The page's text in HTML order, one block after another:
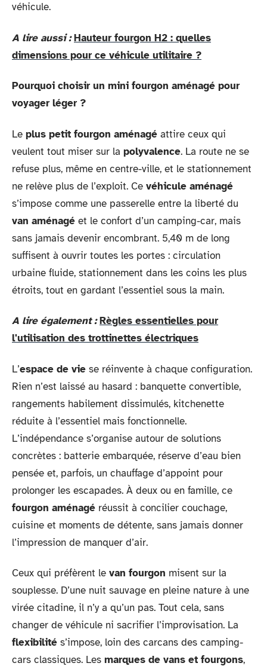
véhicule.
A lire aussi : Hauteur fourgon H2 : quelles
dimensions pour ce véhicule utilitaire ?
Pourquoi choisir un mini fourgon aménagé pour
voyager léger ?
Le plus petit fourgon aménagé attire ceux qui
veulent tout miser sur la polyvalence. La route ne se
refuse plus, même en centre-ville, et le stationnement
ne relève plus de l’exploit. Ce véhicule aménagé
s’impose comme une passerelle entre la liberté du
van aménagé et le confort d’un camping-car, mais
sans jamais devenir encombrant. 5,40 m de long
suffisent à ouvrir toutes les portes : circulation
urbaine fluide, stationnement dans les coins les plus
étroits, tout en gardant l’essentiel sous la main.
A lire également : Règles essentielles pour
l'utilisation des trottinettes électriques
L’espace de vie se réinvente à chaque configuration.
Rien n’est laissé au hasard : banquette convertible,
rangements habilement dissimulés, kitchenette
réduite à l’essentiel mais fonctionnelle.
L’indépendance s’organise autour de solutions
concrètes : batterie embarquée, réserve d’eau bien
pensée et, parfois, un chauffage d’appoint pour
prolonger les escapades. À deux ou en famille, ce
fourgon aménagé réussit à concilier couchage,
cuisine et moments de détente, sans jamais donner
l’impression de manquer d’air.
Ceux qui préfèrent le van fourgon misent sur la
souplesse. D’une nuit sauvage en pleine nature à une
virée citadine, il n’y a qu’un pas. Tout cela, sans
changer de véhicule ni sacrifier l’improvisation. La
flexibilité s’impose, loin des carcans des camping-
cars classiques. Les marques de vans et fourgons,